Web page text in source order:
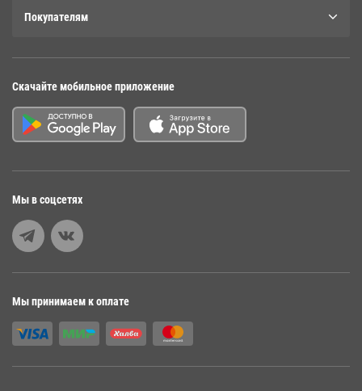
Покупателям
Скачайте мобильное приложение
Мы в соцсетях
Мы принимаем к оплате